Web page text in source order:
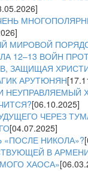
МИРОВОЙ
12–13 ВОЙН
ЗАЩИЩАЯ
АРУТЮНЯН
НЕУПРАВЛЯЕМЫЙ
[06.10.2025]
ЧЕРЕЗ
[04.07.2025]
«ПОСЛЕ НИКОЛА»?
В
ХАОСА»